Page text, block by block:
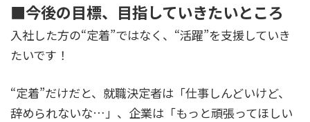
■今後の目標、目指していきたいところ
入社した方の“定着”ではなく、“活躍”を支援していき
たいです！
“定着”だけだと、就職決定者は「仕事しんどいけど、
辞められないな…」、企業は「もっと頑張ってほしい